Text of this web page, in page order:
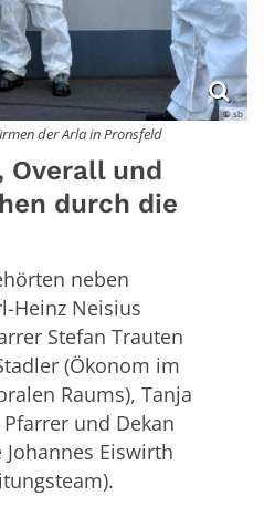
© sb
der Arla in Pronsfeld
und
durch die
neben
Heinz Neisius
Stefan Trauten
(Ökonom im
Raums), Tanja
und Dekan
Eiswirth